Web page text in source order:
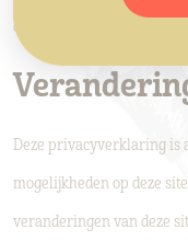
de vertrouwelijkheid van
Deze privacyverklaring is
mogelijkheden op deze
veranderingen van deze